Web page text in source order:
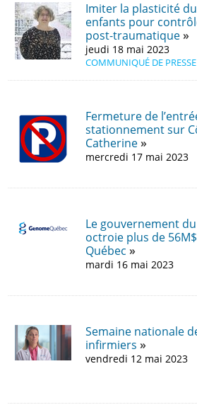
Imiter la plasticité
enfants pour
post-traumatique
jeudi 18 mai 2023
COMMUNIQUÉ DE PRESSE
Fermeture de
stationnement sur
Catherine
mercredi 17 mai 2023
Le gouvernement
octroie plus de
Québec
mardi 16 mai 2023
Semaine nationale
infirmiers
vendredi 12 mai 2023